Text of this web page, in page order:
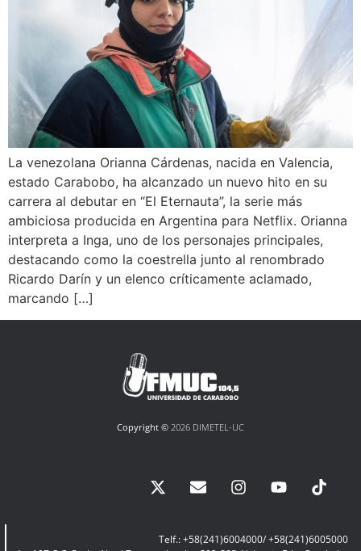
La venezolana Orianna Cárdenas, nacida en Valencia,
estado Carabobo, ha alcanzado un nuevo hito en su
carrera al debutar en “El Eternauta”, la serie más
ambiciosa producida en Argentina para Netflix. Orianna
interpreta a Inga, uno de los personajes principales,
destacando como la coestrella junto al renombrado
Ricardo Darín y un elenco críticamente aclamado,
marcando […]
Copyright © 2026 DIMETEL-UC
Telf.: +58(241)6004000/ +58(241)6005000